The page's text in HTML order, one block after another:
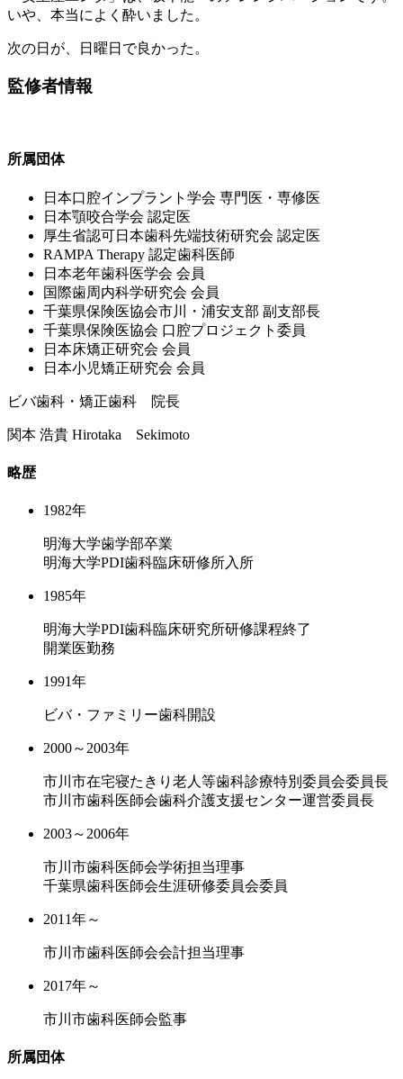
いや、本当によく酔いました。
次の日が、日曜日で良かった。
監修者情報
所属団体
⽇本⼝腔インプラント学会 専⾨医・専修医
⽇本顎咬合学会 認定医
厚⽣省認可⽇本⻭科先端技術研究会 認定医
RAMPA Therapy 認定⻭科医師
⽇本⽼年⻭科医学会 会員
国際⻭周内科学研究会 会員
千葉県保険医協会市川・浦安⽀部 副⽀部⻑
千葉県保険医協会 ⼝腔プロジェクト委員
⽇本床矯正研究会 会員
⽇本⼩児矯正研究会 会員
ビバ歯科・矯正歯科 院長
関本 浩貴 Hirotaka Sekimoto
略歴
1982年
明海大学歯学部卒業
明海大学PDI歯科臨床研修所入所
1985年
明海大学PDI歯科臨床研究所研修課程終了
開業医勤務
1991年
ビバ・ファミリー歯科開設
2000～2003年
市川市在宅寝たきり老人等歯科診療特別委員会委員長
市川市歯科医師会歯科介護支援センター運営委員長
2003～2006年
市川市歯科医師会学術担当理事
千葉県歯科医師会生涯研修委員会委員
2011年～
市川市歯科医師会会計担当理事
2017年～
市川市歯科医師会監事
所属団体